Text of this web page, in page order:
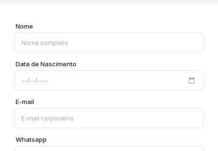
Nome
Data de Nascimento
E-mail
Whatsapp